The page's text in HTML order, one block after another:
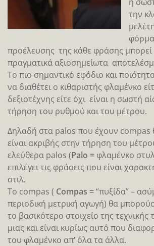
την
προέλευσης της κάθε φράσης μπορεί
πραγματικά αξιοσημείωτα
Το πιο σημαντικό εφόδιο και
να διαθέτει ο κιθαριστής φλαμένκο
δεξιοτέχνης είτε όχι είναι η σωστή
τήρηση του ρυθμού και του μέτρου.
Δηλαδή στα palos που έχουν compas
είναι ακριβής στην τήρηση του
ελεύθερα palos (Palo = φλαμένκο
επιλέγει τις φράσεις που είναι
στιλ.
Το compas ( Compas =“πυξίδα” –
περιοδική μετρική αγωγή) θα
το βασικότερο στοιχείο της
μιας και είναι κυρίως αυτό που
του φλαμένκο απ’ όλα τα άλλα.